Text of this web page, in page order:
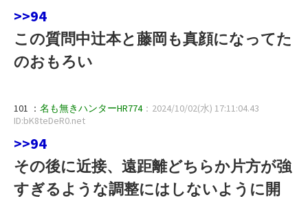
>>94
この質問中辻本と藤岡も真顔になってた
のおもろい
101 ： 名も無きハンターHR774：2024/10/02(水) 17:11:04.43
ID:bK8teDeR0.net
>>94
その後に近接、遠距離どちらか片方が強
すぎるような調整にはしないように開